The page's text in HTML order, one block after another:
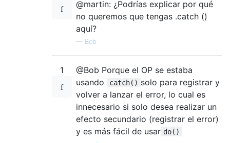
@martin: ¿Podrías explicar por qué
no queremos que tengas .catch ()
aquí?
— Bob
1
@Bob Porque el OP se estaba
usando
catch() solo para registrar y
volver a lanzar el error, lo cual es
innecesario si solo desea realizar un
efecto secundario (registrar el error)
y es más fácil de usar do()